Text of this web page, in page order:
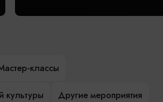
классы
культуры Другие мероприятия